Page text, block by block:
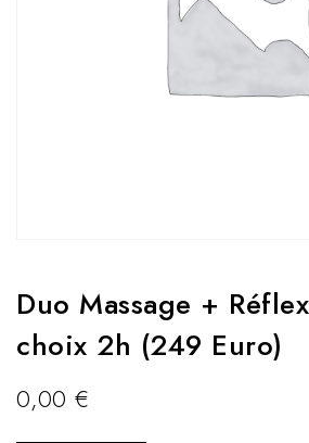
Duo Massage +
choix 2h (249 Euro)
0,00€